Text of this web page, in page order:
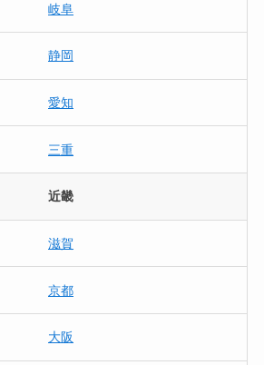
岐阜
静岡
愛知
三重
近畿
滋賀
京都
大阪